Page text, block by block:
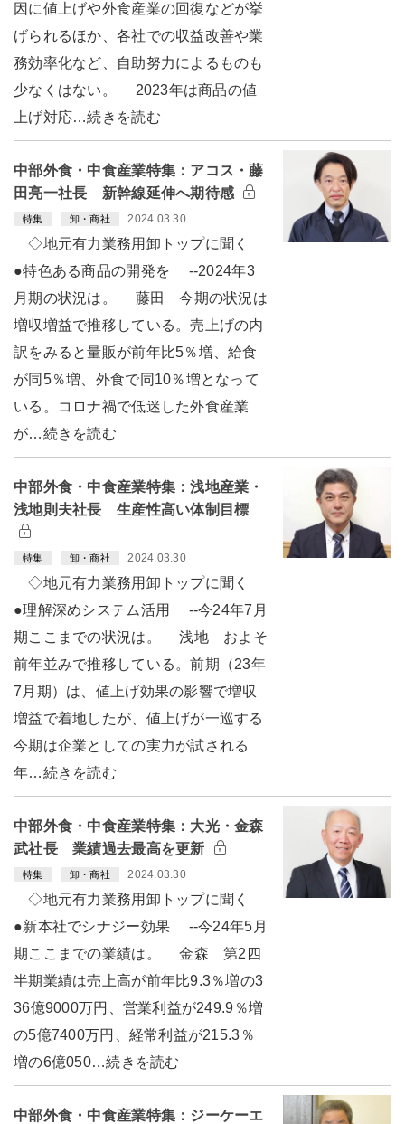
因に値上げや外食産業の回復などが挙
げられるほか、各社での収益改善や業
務効率化など、自助努力によるものも
少なくはない。 2023年は商品の値
上げ対応…続きを読む
中部外食・中食産業特集：アコス・藤
田亮一社長 新幹線延伸へ期待感
特集 卸・商社 2024.03.30
◇地元有力業務用卸トップに聞く
●特色ある商品の開発を --2024年3
月期の状況は。 藤田 今期の状況は
増収増益で推移している。売上げの内
訳をみると量販が前年比5％増、給食
が同5％増、外食で同10％増となって
いる。コロナ禍で低迷した外食産業
が…続きを読む
中部外食・中食産業特集：浅地産業・
浅地則夫社長 生産性高い体制目標
特集 卸・商社 2024.03.30
◇地元有力業務用卸トップに聞く
●理解深めシステム活用 --今24年7月
期ここまでの状況は。 浅地 およそ
前年並みで推移している。前期（23年
7月期）は、値上げ効果の影響で増収
増益で着地したが、値上げが一巡する
今期は企業としての実力が試される
年…続きを読む
中部外食・中食産業特集：大光・金森
武社長 業績過去最高を更新
特集 卸・商社 2024.03.30
◇地元有力業務用卸トップに聞く
●新本社でシナジー効果 --今24年5月
期ここまでの業績は。 金森 第2四
半期業績は売上高が前年比9.3％増の3
36億9000万円、営業利益が249.9％増
の5億7400万円、経常利益が215.3％
増の6億050…続きを読む
中部外食・中食産業特集：ジーケーエ